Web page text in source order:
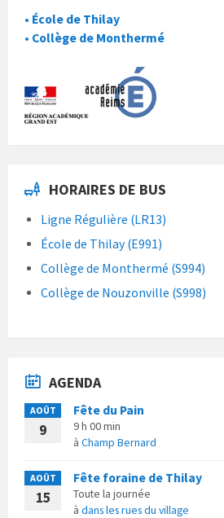
• École de Thilay
• Collège de Monthermé
HORAIRES DE BUS
Ligne Régulière (LR13)
École de Thilay (E991)
Collège de Monthermé (S994)
Collège de Nouzonville (S998)
AGENDA
AOÛT
9
Fête du Pain
9 h 00 min
à Champ Bernard
AOÛT
15
Fête foraine de Thilay
Toute la journée
à dans les rues du village